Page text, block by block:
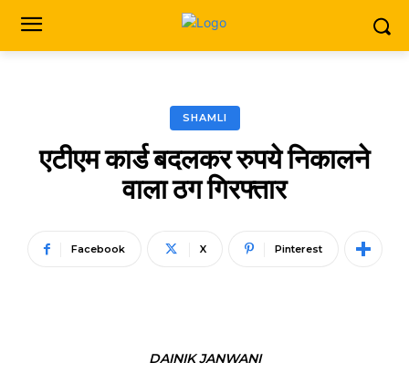
SHAMLI
एटीएम कार्ड बदलकर रुपये निकालने
वाला ठग गिरफ्तार
Facebook X Pinterest
DAINIK JANWANI